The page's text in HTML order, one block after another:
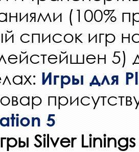
(100%
список игр
5)
Игры для
5
Silver